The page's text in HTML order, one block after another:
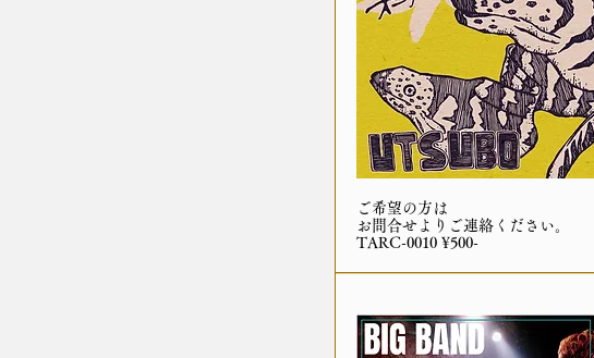
ご希望の方は
お問合せよりご連絡ください。
TARC-0010 ¥500-